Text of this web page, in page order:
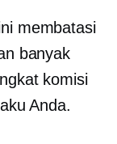
membatasi
banyak
komisi
Anda.